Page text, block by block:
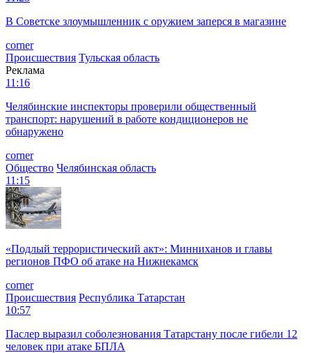
В Советске злоумышленник с оружием заперся в магазине
corner
Происшествия Тульская область
Реклама
11:16
Челябинские инспекторы проверили общественный
транспорт: нарушений в работе кондиционеров не
обнаружено
corner
Общество Челябинская область
11:15
«Подлый террористический акт»: Минниханов и главы
регионов ПФО об атаке на Нижнекамск
corner
Происшествия Республика Татарстан
10:57
Паслер выразил соболезнования Татарстану после гибели 12
человек при атаке БПЛА